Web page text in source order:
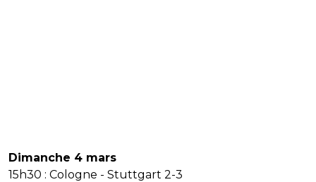
Dimanche 4 mars
15h30 : Cologne - Stuttgart 2-3